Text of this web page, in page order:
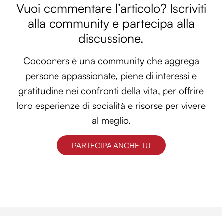
Vuoi commentare l’articolo? Iscriviti
alla community e partecipa alla
discussione.
Cocooners è una community che aggrega
persone appassionate, piene di interessi e
gratitudine nei confronti della vita, per offrire
loro esperienze di socialità e risorse per vivere
al meglio.
PARTECIPA ANCHE TU